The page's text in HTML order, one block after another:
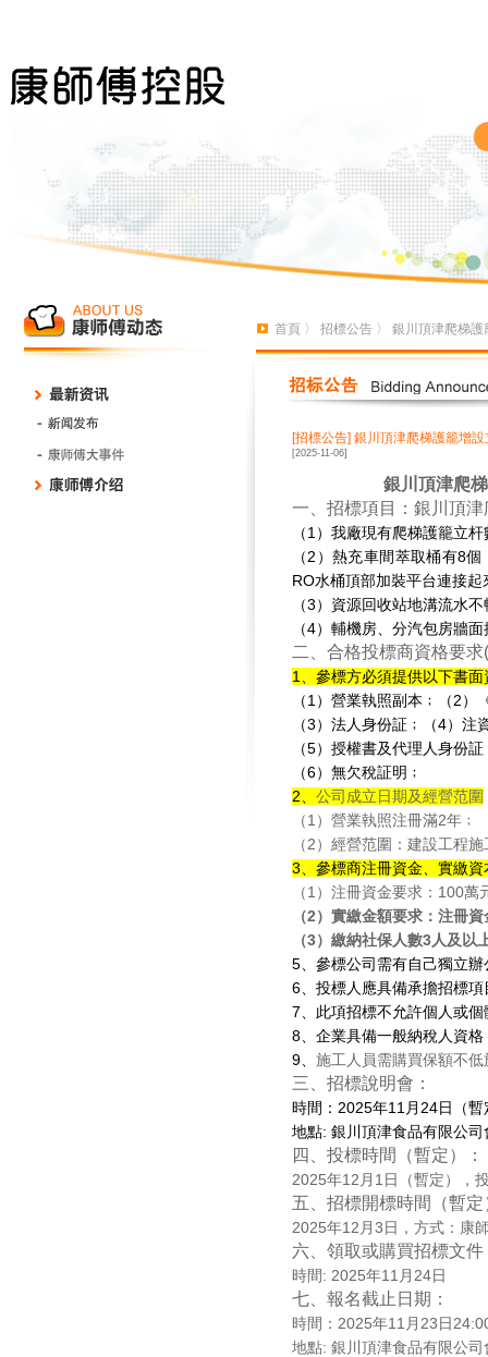
首頁 〉 招標公告 〉 銀川頂津爬梯
[招標公告] 銀川頂津爬梯護籠增
[2025-11-06]
銀川頂津爬
一、招標項目：銀川頂
（1 ）我廠現有爬梯護籠立
（2 ）熱充車間萃取桶有8個
RO水桶頂部加裝平台連接起
（3）資源回收站地溝流水
（4）輔機房、分汽包房牆
二、合格投標商資格要求(
1
、參標方必須提供以下書
（1 ）營業執照副本﹔（2）
（3）法人身份証﹔（4）注
（5）授權書及代理人身份
（6）無欠稅証明﹔
2
公司成立日期及經營范圍
（1 ）營業執照注冊滿2年﹔
（2）經營范圍：建設工程
3 、參標商注冊資金、實繳
（1 ）注冊資金要求： 100萬
（2）實繳金額要求：注冊資
（3）繳納社保人數3人及以
5 、參標公司需有自己獨立
6 、投標人應具備承擔招標
7 、此項招標不允許個人或
8 、企業具備一般納稅人資
9
施工人員需購買保額不低
三、招標說明會：
時間： 2025年11 月 24日（暫
地點: 銀川頂津食品有限公司
四、投標時間（暫定）：
2025年12 月 1 日（暫定），
五、招標開標時間（暫定
2025年12 月3日，方式：康
六、領取或購買招標文
時間: 2025年11 月 24日
七、報名截止日期：
時間： 2025年11 月 23日
地點: 銀川頂津食品有限公司